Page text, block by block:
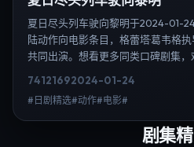
夏日尽头列车驶向黎明于2024-01-
陆动作向电影条目，格蕾塔·葛韦格
共同出演。想看更多同类口碑剧集
息，延伸检索日韩电视剧、韩剧全集
74121692024-01-24
#日剧精选#动作#电影#
剧集